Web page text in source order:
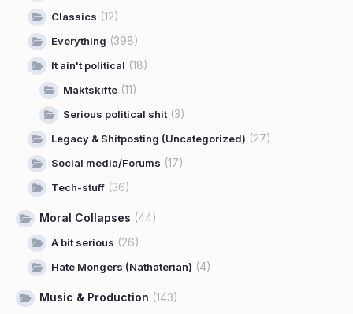
Classics (12)
Everything (398)
It ain't political (18)
Maktskifte (11)
Serious political shit(3)
Legacy & Shitposting (Uncategorized) (27)
Social media/Forums (17)
Tech-stuff (36)
Moral Collapses (44)
A bit serious (26)
Hate Mongers (Näthaterian) (4)
Music & Production (143)